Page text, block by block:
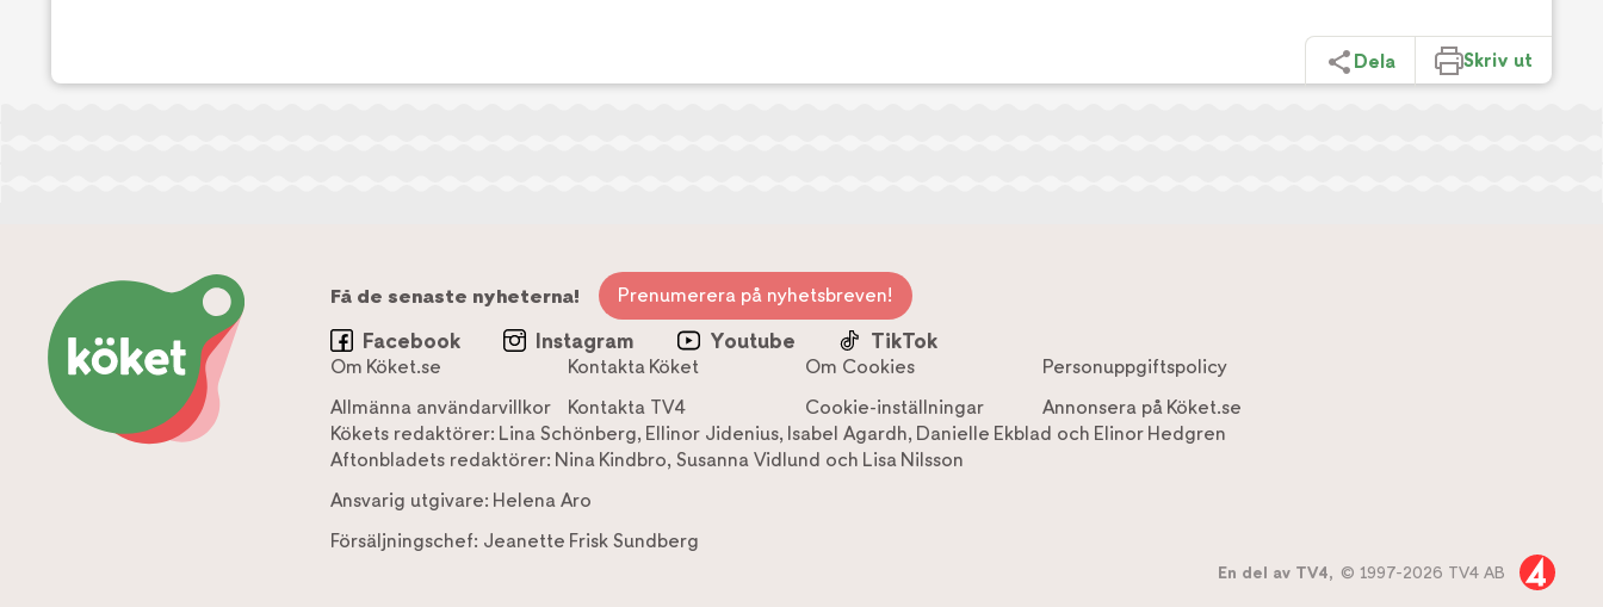
Dela Skriv ut
Få de senaste nyheterna! Prenumerera på nyhetsbreven!
Facebook Instagram Youtube TikTok
Om Köket.se Kontakta Köket Om Cookies
Personuppgiftspolicy
Allmänna användarvillkor
Kontakta TV4 Cookie-inställningar
Annonsera på Köket.se
Kökets redaktörer: Lina Schönberg, Ellinor Jidenius, Isabel Agardh, Danielle Ekblad och Elinor Hedgren
Aftonbladets redaktörer: Nina Kindbro, Susanna Vidlund och Lisa Nilsson
Ansvarig utgivare: Helena Aro
Försäljningschef: Jeanette Frisk Sundberg
En del av TV4, © 1997-2026 TV4 AB